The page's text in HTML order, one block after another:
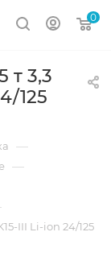
0
т 3,3
125
—
—
III Li-ion 24/125